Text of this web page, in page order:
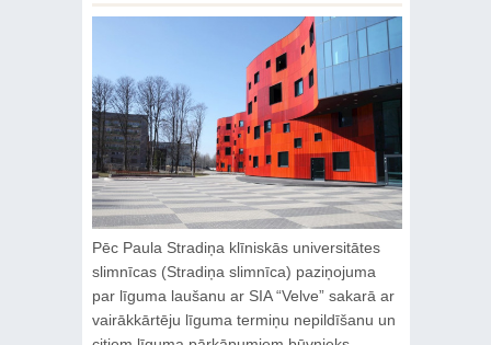
Pēc Paula Stradiņa klīniskās universitātes
slimnīcas (Stradiņa slimnīca) paziņojuma
par līguma laušanu ar SIA “Velve” sakarā ar
vairākkārtēju līguma termiņu nepildīšanu un